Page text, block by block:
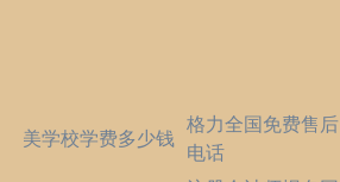
美学校学费多少钱
格力全国免费售后
电话